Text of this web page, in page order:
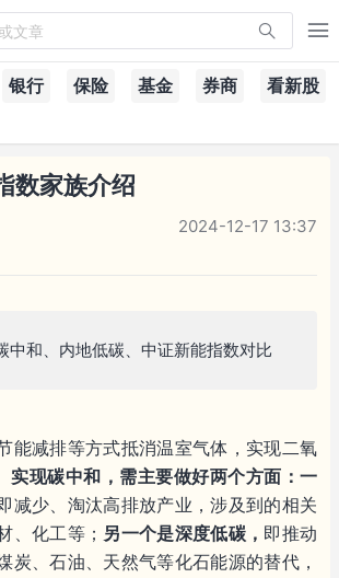
文章
银行 保险 基金 券商
看新股
数家族介绍
2024-12-17 13:37
中和、内地低碳、中证新能指数对比
能减排等方式抵消温室气体，实现二氧
实现碳中和，需主要做好两个方面：一
减少、淘汰高排放产业，涉及到的相关
、化工等； 另一个是深度低碳， 即推动
炭、石油、天然气等化石能源的替代，